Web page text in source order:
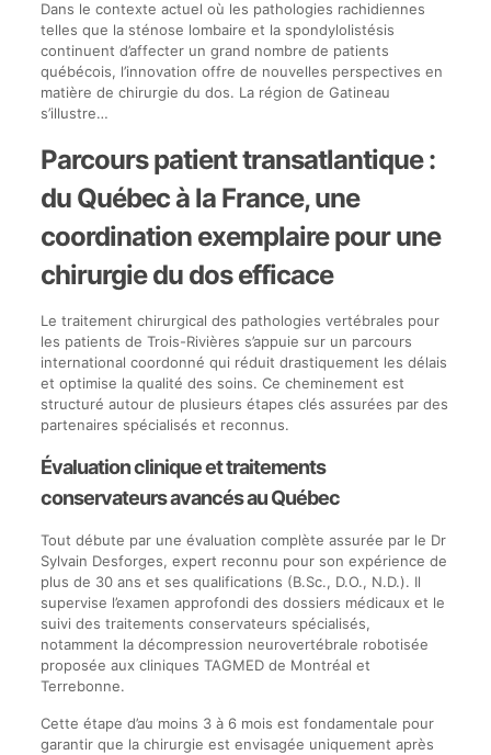
Dans le contexte actuel où les pathologies rachidiennes
telles que la sténose lombaire et la spondylolistésis
continuent d’affecter un grand nombre de patients
québécois, l’innovation offre de nouvelles perspectives en
matière de chirurgie du dos. La région de Gatineau
s’illustre…
Parcours patient transatlantique :
du Québec à la France, une
coordination exemplaire pour une
chirurgie du dos efficace
Le traitement chirurgical des pathologies vertébrales pour
les patients de Trois-Rivières s’appuie sur un parcours
international coordonné qui réduit drastiquement les délais
et optimise la qualité des soins. Ce cheminement est
structuré autour de plusieurs étapes clés assurées par des
partenaires spécialisés et reconnus.
Évaluation clinique et traitements
conservateurs avancés au Québec
Tout débute par une évaluation complète assurée par le Dr
Sylvain Desforges, expert reconnu pour son expérience de
plus de 30 ans et ses qualifications (B.Sc., D.O., N.D.). Il
supervise l’examen approfondi des dossiers médicaux et le
suivi des traitements conservateurs spécialisés,
notamment la décompression neurovertébrale robotisée
proposée aux cliniques TAGMED de Montréal et
Terrebonne.
Cette étape d’au moins 3 à 6 mois est fondamentale pour
garantir que la chirurgie est envisagée uniquement après